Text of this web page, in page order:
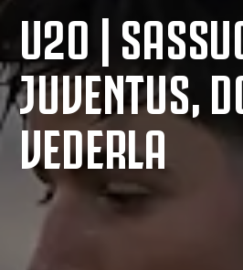
U20 |
JUVENTUS,
VEDERLA